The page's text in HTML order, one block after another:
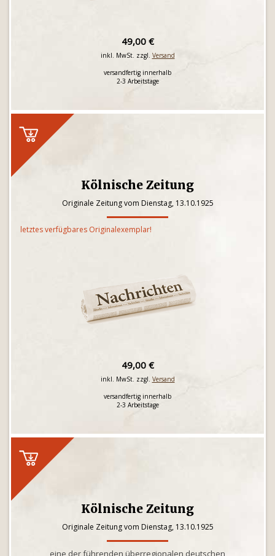
49,00 €
inkl. MwSt. zzgl. Versand
versandfertig innerhalb
2-3 Arbeitstage
Kölnische Zeitung
Originale Zeitung vom Dienstag, 13.10.1925
letztes verfügbares Originalexemplar!
49,00 €
inkl. MwSt. zzgl. Versand
versandfertig innerhalb
2-3 Arbeitstage
Kölnische Zeitung
Originale Zeitung vom Dienstag, 13.10.1925
eine der führenden überregionalen deutschen